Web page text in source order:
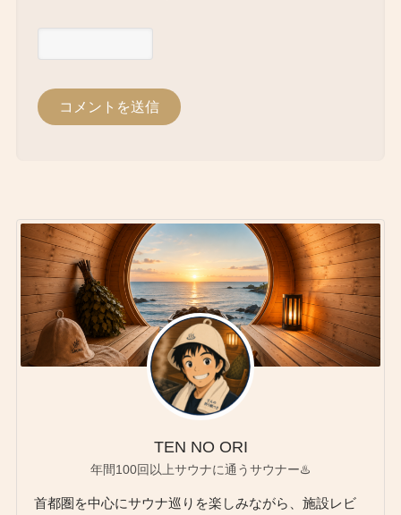
TEN NO ORI
年間100回以上サウナに通うサウナー♨️
首都圏を中心にサウナ巡りを楽しみながら、施設レビ